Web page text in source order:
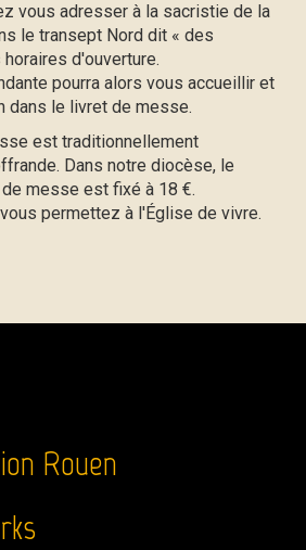
vous adresser à la sacristie de la
le transept Nord dit « des
d'ouverture.
pourra alors vous accueillir et
dans le livret de messe.
est traditionnellement
Dans notre diocèse, le
messe est fixé à 18 €.
permettez à l'Église de vivre.
Rouen